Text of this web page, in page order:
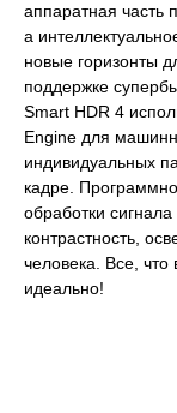
аппаратная часть
а
новые горизонты
поддержке
Smart HDR 4
Engine для
индивидуальных
кадре.
обработки
контрастность,
человека. Все,
идеально!